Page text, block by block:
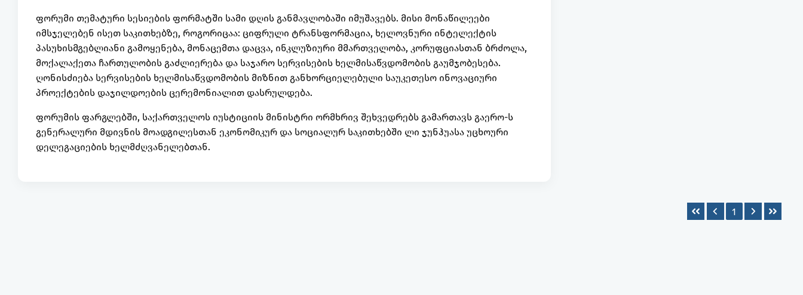
ფორუმი თემატური სესიების ფორმატში სამი დღის განმავლობაში იმუშავებს. მისი მონაწილეები
იმსჯელებენ ისეთ საკითხებზე, როგორიცაა: ციფრული ტრანსფორმაცია, ხელოვნური ინტელექტის
პასუხისმგებლიანი გამოყენება, მონაცემთა დაცვა, ინკლუზიური მმართველობა, კორუფციასთან ბრძოლა,
მოქალაქეთა ჩართულობის გაძლიერება და საჯარო სერვისების ხელმისაწვდომობის გაუმჯობესება.
ღონისძიება სერვისების ხელმისაწვდომობის მიზნით განხორციელებული საუკეთესო ინოვაციური
პროექტების დაჯილდოების ცერემონიალით დასრულდება.
ფორუმის ფარგლებში, საქართველოს იუსტიციის მინისტრი ორმხრივ შეხვედრებს გამართავს გაერო-ს
გენერალური მდივნის მოადგილესთან ეკონომიკურ და სოციალურ საკითხებში ლი ჯუნჰუასა უცხოური
დელეგაციების ხელმძღვანელებთან.
1